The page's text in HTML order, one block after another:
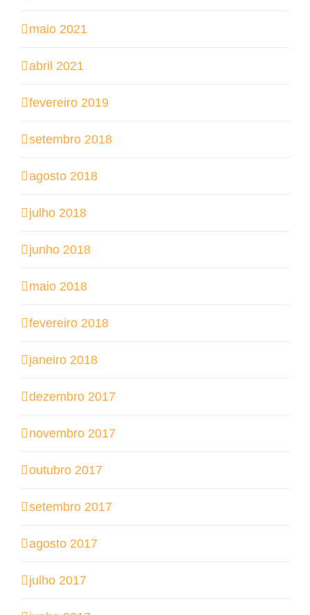
maio 2021
abril 2021
fevereiro 2019
setembro 2018
agosto 2018
julho 2018
junho 2018
maio 2018
fevereiro 2018
janeiro 2018
dezembro 2017
novembro 2017
outubro 2017
setembro 2017
agosto 2017
julho 2017